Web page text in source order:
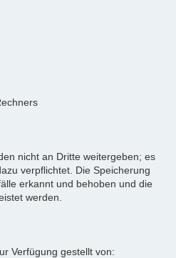
nicht an Dritte weitergeben; es
verpflichtet. Die Speicherung
erkannt und behoben und die
werden.
Verfügung gestellt von: